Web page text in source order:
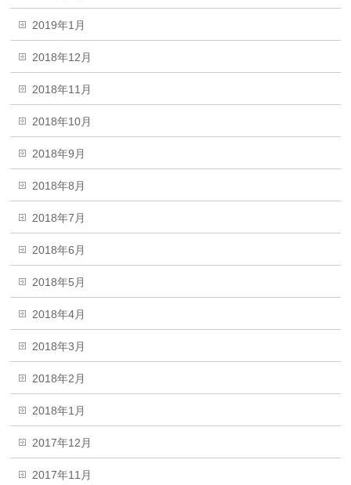
2019年1月
2018年12月
2018年11月
2018年10月
2018年9月
2018年8月
2018年7月
2018年6月
2018年5月
2018年4月
2018年3月
2018年2月
2018年1月
2017年12月
2017年11月